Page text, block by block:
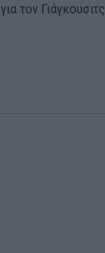
τον Γιάγκουσιτς